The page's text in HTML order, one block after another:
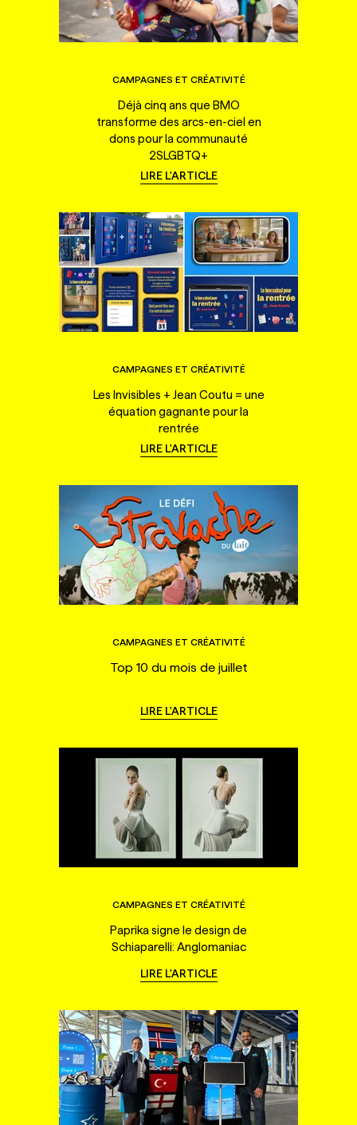
CAMPAGNES ET CRÉATIVITÉ
Déjà cinq ans que BMO
transforme des arcs-en-ciel en
dons pour la communauté
2SLGBTQ+
LIRE L'ARTICLE
CAMPAGNES ET CRÉATIVITÉ
Les Invisibles + Jean Coutu = une
équation gagnante pour la
rentrée
LIRE L'ARTICLE
CAMPAGNES ET CRÉATIVITÉ
Top 10 du mois de juillet
LIRE L'ARTICLE
CAMPAGNES ET CRÉATIVITÉ
Paprika signe le design de
Schiaparelli: Anglomaniac
LIRE L'ARTICLE